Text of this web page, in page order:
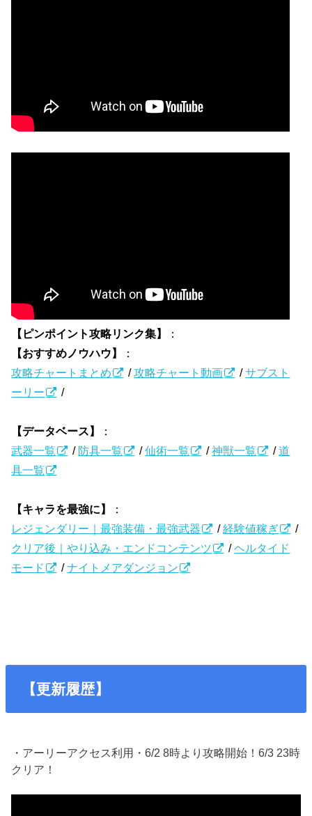
【ピンポイント攻略リンク集】
：
【おすすめノウハウ】
：
攻略チャートまとめ
/攻略チャート動画 /サブスト
ーリー
/
【データベース】
：
武器一覧
/ 防具一覧 /仙術一覧 /神獣一覧 /道
具一覧
【キャラを最強に】
：
レジェンダリー｜最強装備・最強武器
/経験値稼ぎ
/
クリア後｜やり込み・エンドコンテンツ
/ヘルタイド
モード
/ナイトメアダンジョン
【更新履歴】
・アーリーアクセス利用・6/2 8時より攻略開始！6/3 23時
クリア！